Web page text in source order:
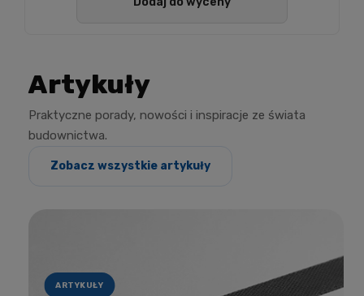
Artykuły
Praktyczne porady, nowości i inspiracje ze świata
budownictwa.
Zobacz wszystkie artykuły
ARTYKUŁY